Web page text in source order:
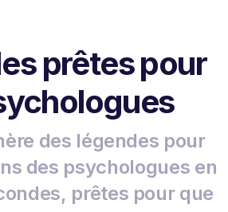
prêtes pour
des légendes pour
des psychologues en
prêtes pour que